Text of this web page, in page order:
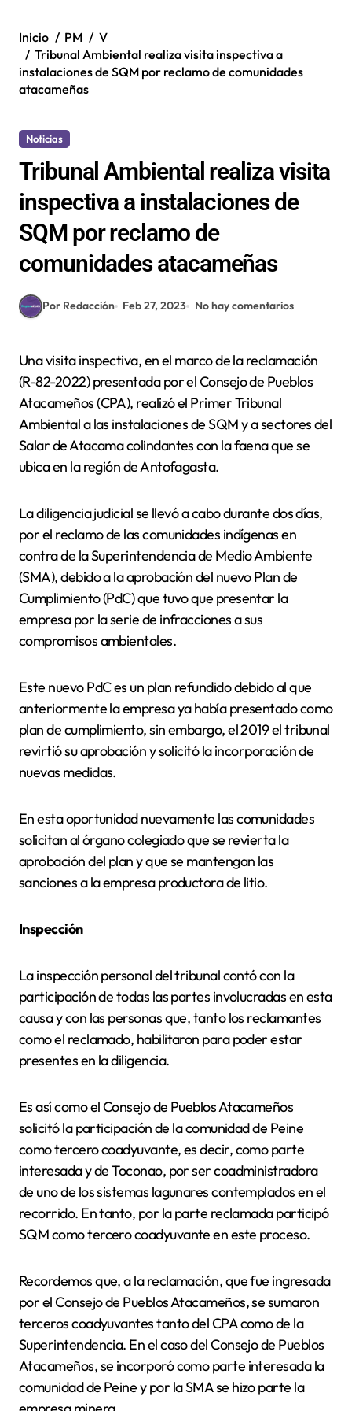
Inicio PM
V
Tribunal Ambiental realiza visita inspectiva a
instalaciones de SQM por reclamo de comunidades
atacameñas
Noticias
Tribunal Ambiental realiza visita
inspectiva a instalaciones de
SQM por reclamo de
comunidades atacameñas
Por Redacción Feb 27, 2023 No hay comentarios
Una visita inspectiva, en el marco de la reclamación
(R-82-2022) presentada por el Consejo de Pueblos
Atacameños (CPA), realizó el Primer Tribunal
Ambiental a las instalaciones de SQM y a sectores del
Salar de Atacama colindantes con la faena que se
ubica en la región de Antofagasta.
La diligencia judicial se llevó a cabo durante dos días,
por el reclamo de las comunidades indígenas en
contra de la Superintendencia de Medio Ambiente
(SMA), debido a la aprobación del nuevo Plan de
Cumplimiento (PdC) que tuvo que presentar la
empresa por la serie de infracciones a sus
compromisos ambientales.
Este nuevo PdC es un plan refundido debido al que
anteriormente la empresa ya había presentado como
plan de cumplimiento, sin embargo, el 2019 el tribunal
revirtió su aprobación y solicitó la incorporación de
nuevas medidas.
En esta oportunidad nuevamente las comunidades
solicitan al órgano colegiado que se revierta la
aprobación del plan y que se mantengan las
sanciones a la empresa productora de litio.
Inspección
La inspección personal del tribunal contó con la
participación de todas las partes involucradas en esta
causa y con las personas que, tanto los reclamantes
como el reclamado, habilitaron para poder estar
presentes en la diligencia.
Es así como el Consejo de Pueblos Atacameños
solicitó la participación de la comunidad de Peine
como tercero coadyuvante, es decir, como parte
interesada y de Toconao, por ser coadministradora
de uno de los sistemas lagunares contemplados en el
recorrido. En tanto, por la parte reclamada participó
SQM como tercero coadyuvante en este proceso.
Recordemos que, a la reclamación, que fue ingresada
por el Consejo de Pueblos Atacameños, se sumaron
terceros coadyuvantes tanto del CPA como de la
Superintendencia. En el caso del Consejo de Pueblos
Atacameños, se incorporó como parte interesada la
comunidad de Peine y por la SMA se hizo parte la